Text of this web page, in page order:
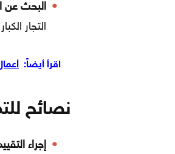
البحث عن
التجار
اقرأ أيضاً:
نصائح
إجراء